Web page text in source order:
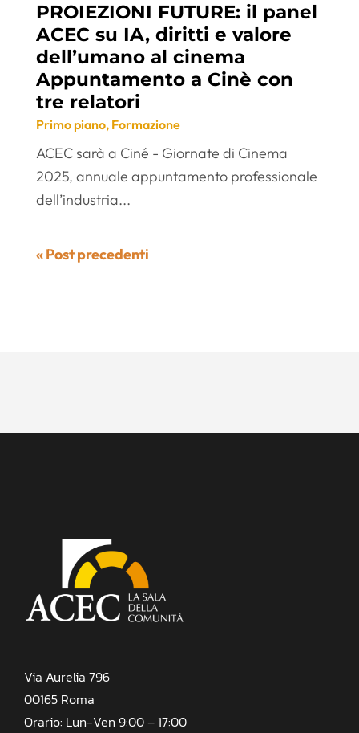
PROIEZIONI FUTURE: il panel
ACEC su IA, diritti e valore
dell’umano al cinema
Appuntamento a Cinè con
tre relatori
Primo piano, Formazione
ACEC sarà a Ciné - Giornate di Cinema
2025, annuale appuntamento professionale
dell’industria...
« Post precedenti
Via Aurelia 796
00165 Roma
Orario: Lun-Ven 9:00 – 17:00